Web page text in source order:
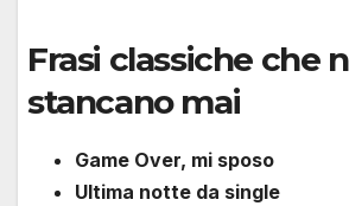
Frasi classiche che
stancano mai
Game Over, mi sposo
Ultima notte da single